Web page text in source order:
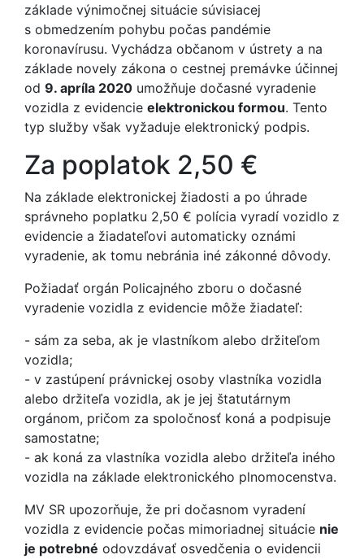
základe výnimočnej situácie súvisiacej
s obmedzením pohybu počas pandémie
koronavírusu. Vychádza občanom v ústrety a na
základe novely zákona o cestnej premávke účinnej
od 9. apríla 2020 umožňuje dočasné vyradenie
vozidla z evidencie elektronickou formou. Tento
typ služby však vyžaduje elektronický podpis.
Za poplatok 2,50 €
Na základe elektronickej žiadosti a po úhrade
správneho poplatku 2,50 € polícia vyradí vozidlo z
evidencie a žiadateľovi automaticky oznámi
vyradenie, ak tomu nebránia iné zákonné dôvody.
Požiadať orgán Policajného zboru o dočasné
vyradenie vozidla z evidencie môže žiadateľ:
- sám za seba, ak je vlastníkom alebo držiteľom
vozidla;
- v zastúpení právnickej osoby vlastníka vozidla
alebo držiteľa vozidla, ak je jej štatutárnym
orgánom, pričom za spoločnosť koná a podpisuje
samostatne;
- ak koná za vlastníka vozidla alebo držiteľa iného
vozidla na základe elektronického plnomocenstva.
MV SR upozorňuje, že pri dočasnom vyradení
vozidla z evidencie počas mimoriadnej situácie nie
je potrebné odovzdávať osvedčenia o evidencii